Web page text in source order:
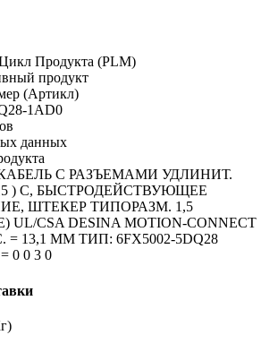
Продукта (PLM)
продукт
(Артикл)
1AD0
данных
С РАЗЪЕМАМИ УДЛИНИТ.
) C, БЫСТРОДЕЙСТВУЮЩЕЕ
ШТЕКЕР ТИПОРАЗМ. 1,5
UL/CSA DESINA MOTION-CONNECT
= 13,1 ММ ТИП: 6FX5002-5DQ28
0 0 3 0